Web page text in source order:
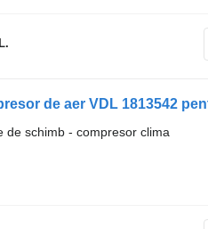
de aer VDL 1813542
de schimb - compresor clima